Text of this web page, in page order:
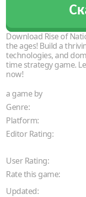
Download Rise of
the ages! Build a
technologies, and
time strategy game.
now!
a game by
Genre:
Platform:
Editor Rating:
User Rating:
Rate this game:
Updated: